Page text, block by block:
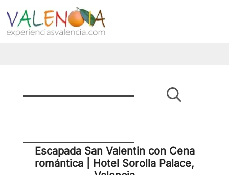
Escapada San Valentin con Cena
romántica | Hotel Sorolla Palace,